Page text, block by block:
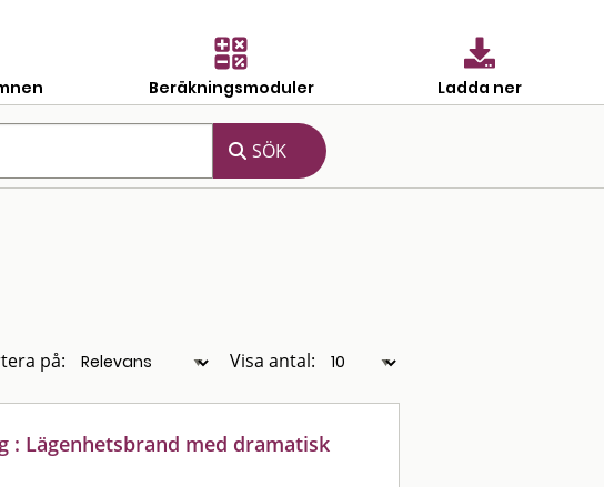
Beräkningsmoduler Ladda ner
på: Visa antal:
: Lägenhetsbrand med dramatisk